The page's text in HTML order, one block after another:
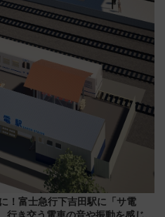
神秘的なデザイン
！富士急行下吉田駅に「サ電
行き交う電車の音や振動を感じな